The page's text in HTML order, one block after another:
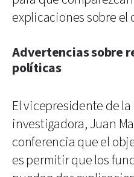
explicaciones sobre el
Advertencias sobre
políticas
El vicepresidente de
investigadora, Juan
conferencia que el
es permitir que los